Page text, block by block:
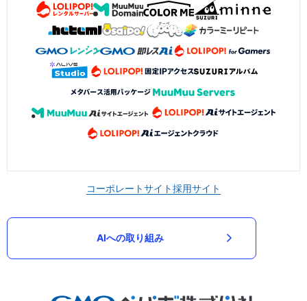
コーポレートサイト採用サイト
AIへの取り組み